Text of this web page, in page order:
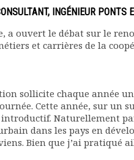
INGÉNIEUR PONTS
ouvert le débat sur le
et carrières de la
sollicite chaque année
Cette année, sur un
Naturellement
dans les pays en
Bien que j’ai pratiqué